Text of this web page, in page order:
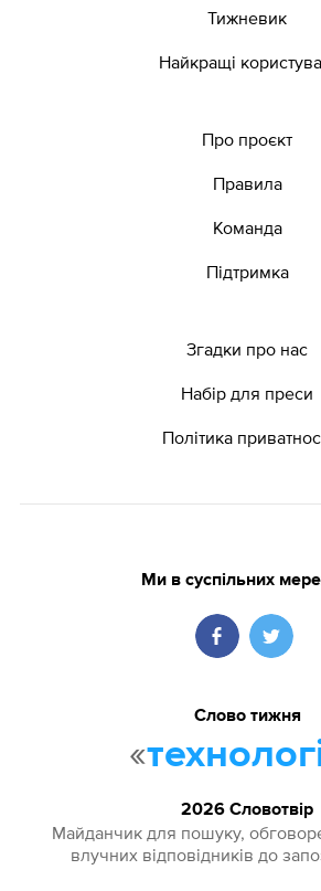
Тижневик
Найкращі
Про проєкт
Правила
Команда
Підтримка
Згадки про нас
Набір для преси
Політика
Ми в суспільних
Слово тижня
«
2026 Словотвір
Майданчик для пошуку,
влучних відповідників до